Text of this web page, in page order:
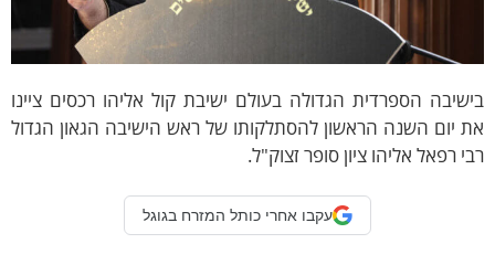
הספרדית הגדולה בעולם ישיבת קול אליהו רכסים ציינו
יום השנה הראשון להסתלקותו של ראש הישיבה הגאון הגדול
רפאל אליהו ציון סופר זצוק"ל.
עקבו אחרי כותל המזרח בגוגל